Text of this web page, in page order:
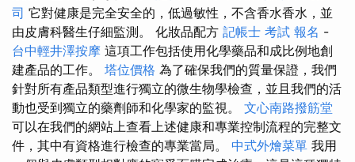
司 它對健康是完全安全的，低過敏性，不含香水香水，並
由皮膚科醫生仔細監測。 化妝品配方 記帳士 考試 報名 -
台中輕井澤按摩 這項工作包括使用化學藥品和成比例地創
建產品的工作。 塔位價格 為了確保我們的質量保證，我們
針對所有產品類型進行獨立的微生物學檢查，並且我們的活
動也受到獨立的藥劑師和化學家的監視。 文心南路撥筋堂
可以在我們的網站上查看上述健康和專業控制流程的完整文
件，其中有資格進行檢查的專業當局。 中式外燴菜單 我用